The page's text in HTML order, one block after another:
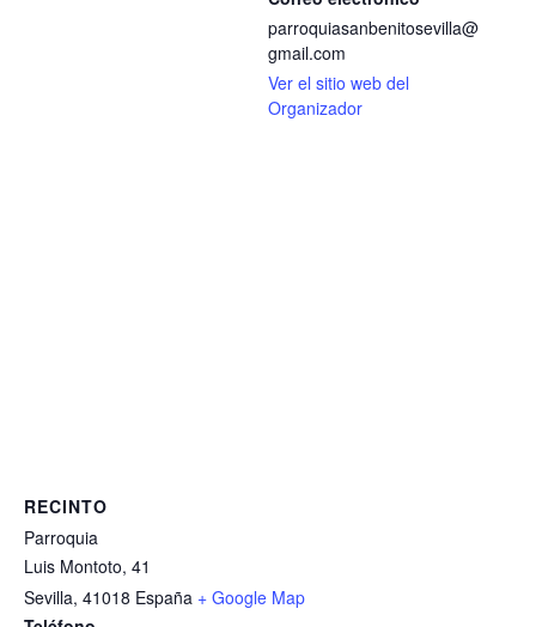
parroquiasanbenitosevilla@
gmail.com
Ver el sitio web del
Organizador
RECINTO
Parroquia
Luis Montoto, 41
Sevilla, 41018 España + Google Map